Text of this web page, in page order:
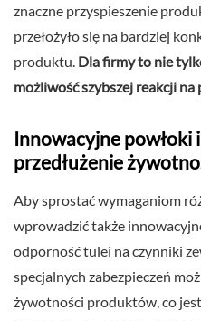
znaczne przyspieszenie
przełożyło się na bardziej
produktu. Dla firmy to nie
możliwość szybszej reakcji
Innowacyjne powłoki
przedłużenie
Aby sprostać wymaganiom
wprowadzić także
odporność tulei na czynniki
specjalnych zabezpieczeń
żywotności produktów, co